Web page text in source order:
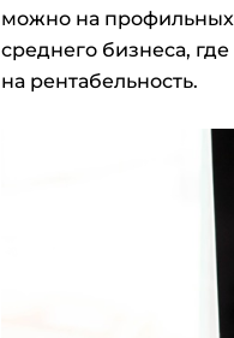
можно на профильных
среднего бизнеса,
на рентабельность.